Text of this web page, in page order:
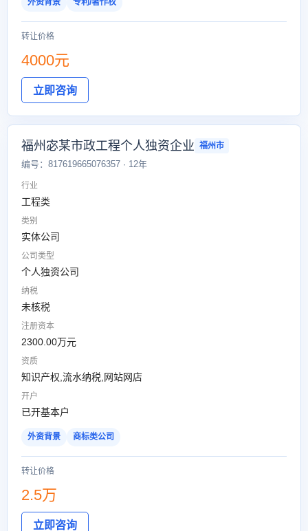
外资背景 专利/著作权
转让价格
4000元
立即咨询
福州宓某市政工程个人独资企业 福州市
编号：817619665076357 · 12年
行业
工程类
类别
实体公司
公司类型
个人独资公司
纳税
未核税
注册资本
2300.00万元
资质
知识产权,流水纳税,网站网店
开户
已开基本户
外资背景 商标类公司
转让价格
2.5万
立即咨询